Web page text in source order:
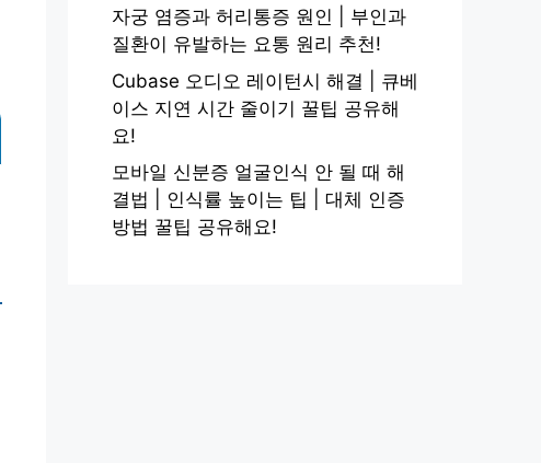
자궁 염증과 허리통증 원인 | 부인과
질환이 유발하는 요통 원리 추천!
Cubase 오디오 레이턴시 해결 | 큐베
이스 지연 시간 줄이기 꿀팁 공유해
요!
모바일 신분증 얼굴인식 안 될 때 해
결법 | 인식률 높이는 팁 | 대체 인증
방법 꿀팁 공유해요!